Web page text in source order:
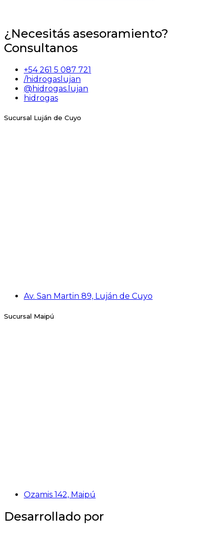
¿Necesitás asesoramiento?
Consultanos
+54 261 5 087 721
/hidrogaslujan
@hidrogas.lujan
hidrogas
Sucursal Luján de Cuyo
Av. San Martin 89, Luján de Cuyo
Sucursal Maipú
Ozamis 142, Maipú
Desarrollado por